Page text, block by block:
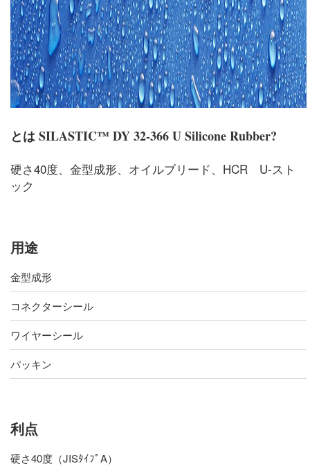
とはSILASTIC™ DY 32-366 U Silicone Rubber?
硬さ40度、金型成形、オイルブリード、HCR U-スト
ック
用途
金型成形
コネクターシール
ワイヤーシール
パッキン
利点
硬さ40度（JISﾀｲﾌﾟA）